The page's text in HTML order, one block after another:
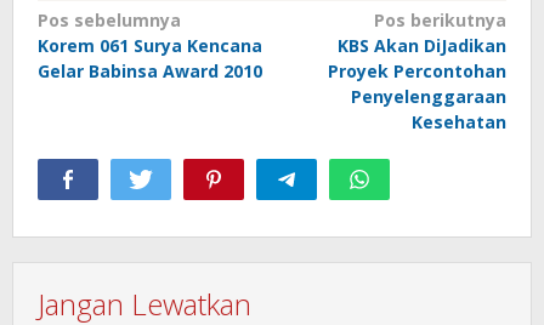
Navigasi
pos
Pos sebelumnya
Korem 061 Surya Kencana
Gelar Babinsa Award 2010
Pos berikutnya
KBS Akan DiJadikan
Proyek Percontohan
Penyelenggaraan
Kesehatan
Jangan Lewatkan